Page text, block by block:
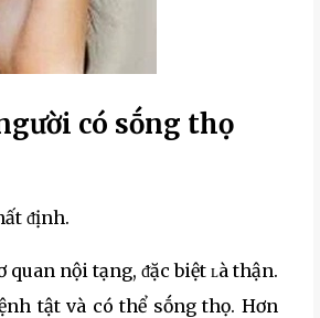
có sṓng thọ
ᵭịnh.
nội tạng, ᵭặc biệt ʟà thận.
tật và có thể sṓng thọ. Hơn